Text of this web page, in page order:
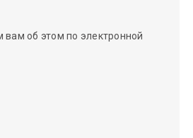
об этом по электронной